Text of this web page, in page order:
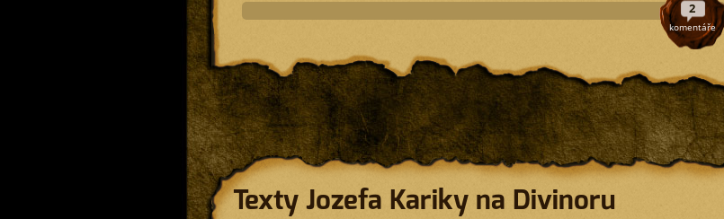
2
komentáře
Texty Jozefa Kariky na Divinoru